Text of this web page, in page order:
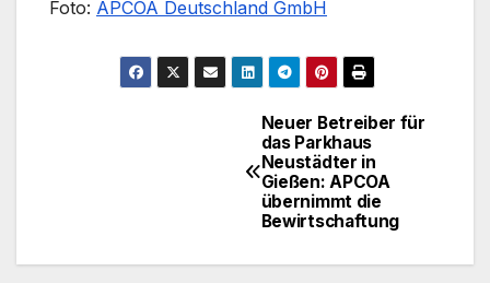
Foto: APCOA Deutschland GmbH
Beitragsnavigation
Neuer Betreiber für
das Parkhaus
Neustädter in
Gießen: APCOA
übernimmt die
Bewirtschaftung